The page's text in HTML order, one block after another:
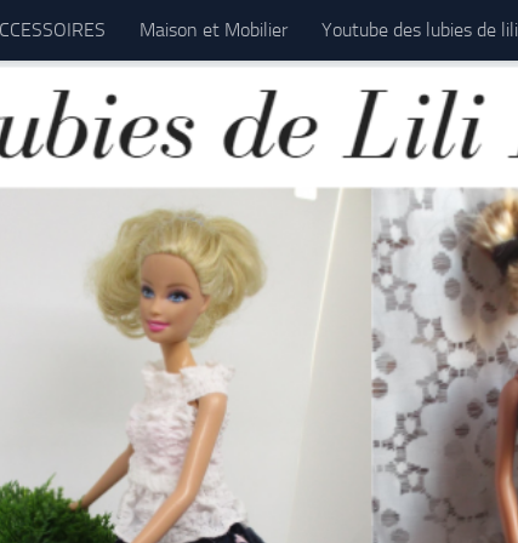
Maison et Mobilier Youtube des lubies de lili